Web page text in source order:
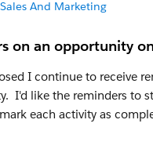
And Marketing
on an opportunity
I continue to receive
I'd like the reminders to
each activity as